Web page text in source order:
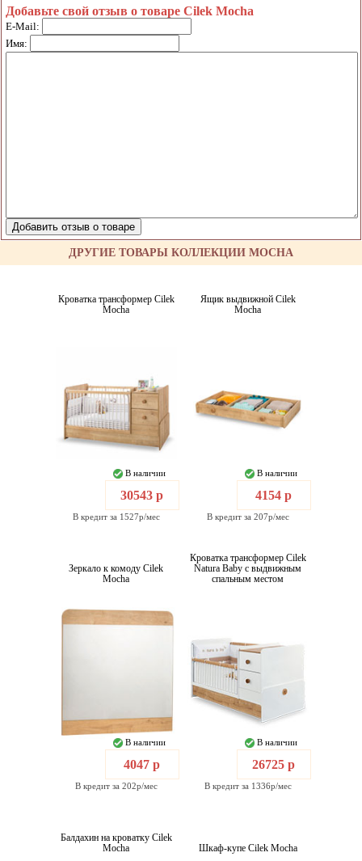
Добавьте свой отзыв о товаре Cilek Mocha
E-Mail:
Имя:
ДРУГИЕ ТОВАРЫ КОЛЛЕКЦИИ MOCHA
Кроватка трансформер Cilek
Mocha
В наличии
30543 р
В кредит за 1527р/мес
Ящик выдвижной Cilek
Mocha
В наличии
4154 р
В кредит за 207р/мес
Зеркало к комоду Cilek
Mocha
В наличии
4047 р
В кредит за 202р/мес
Кроватка трансформер Cilek
Natura Baby с выдвижным
спальным местом
В наличии
26725 р
В кредит за 1336р/мес
Балдахин на кроватку Cilek
Mocha
Шкаф-купе Cilek Mocha